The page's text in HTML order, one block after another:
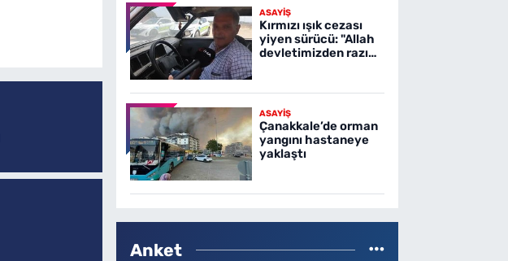
ASAYİŞ
Kırmızı ışık cezası
yiyen sürücü: "Allah
devletimizden razı
ASAYİŞ
Çanakkale’de orman
yangını hastaneye
yaklaştı
Anket